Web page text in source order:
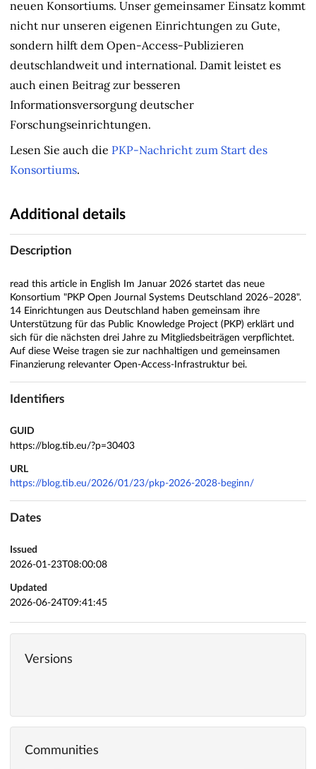
neuen Konsortiums. Unser gemeinsamer Einsatz kommt
nicht nur unseren eigenen Einrichtungen zu Gute,
sondern hilft dem Open-Access-Publizieren
deutschlandweit und international. Damit leistet es
auch einen Beitrag zur besseren
Informationsversorgung deutscher
Forschungseinrichtungen.
Lesen Sie auch die PKP-Nachricht zum Start des
Konsortiums.
Additional details
Description
read this article in English Im Januar 2026 startet das neue
Konsortium "PKP Open Journal Systems Deutschland 2026–2028".
14 Einrichtungen aus Deutschland haben gemeinsam ihre
Unterstützung für das Public Knowledge Project (PKP) erklärt und
sich für die nächsten drei Jahre zu Mitgliedsbeiträgen verpflichtet.
Auf diese Weise tragen sie zur nachhaltigen und gemeinsamen
Finanzierung relevanter Open-Access-Infrastruktur bei.
Identifiers
GUID
https://blog.tib.eu/?p=30403
URL
https://blog.tib.eu/2026/01/23/pkp-2026-2028-beginn/
Dates
Issued
2026-01-23T08:00:08
Updated
2026-06-24T09:41:45
Versions
Communities